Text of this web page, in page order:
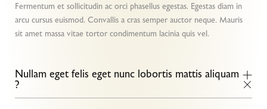
Fermentum et sollicitudin ac orci phasellus egestas. Egestas diam in
arcu cursus euismod. Convallis a cras semper auctor neque. Mauris
sit amet massa vitae tortor condimentum lacinia quis vel.
Nullam eget felis eget nunc lobortis mattis aliquam
?